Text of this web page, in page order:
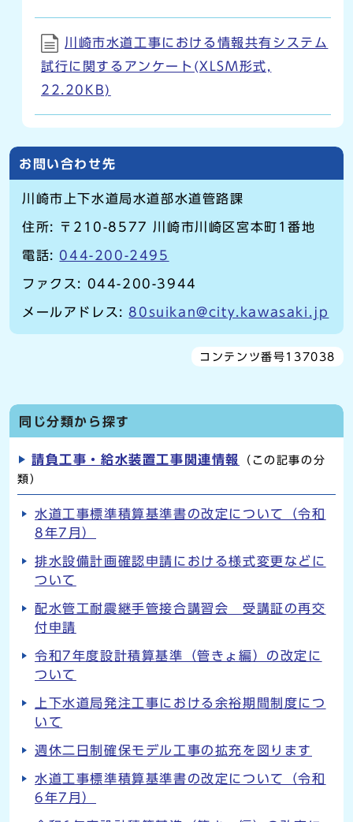
川崎市水道工事における情報共有システム
試行に関するアンケート(XLSM形式,
22.20KB)
お問い合わせ先
川崎市上下水道局水道部水道管路課
住所: 〒210-8577 川崎市川崎区宮本町1番地
電話: 044-200-2495
ファクス: 044-200-3944
メールアドレス: 80suikan@city.kawasaki.jp
コンテンツ番号137038
同じ分類から探す
請負工事・給水装置工事関連情報
（この記事の分
類）
水道工事標準積算基準書の改定について（令和
8年7月）
排水設備計画確認申請における様式変更などに
ついて
配水管工耐震継手管接合講習会 受講証の再交
付申請
令和7年度設計積算基準（管きょ編）の改定に
ついて
上下水道局発注工事における余裕期間制度につ
いて
週休二日制確保モデル工事の拡充を図ります
水道工事標準積算基準書の改定について（令和
6年7月）